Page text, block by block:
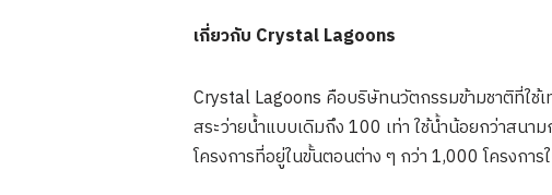
เกี่ยวกับ Crystal Lagoons
Crystal Lagoons คือบริษัทนวัตกรรมข้ามชาติที่ใช้เ
สระว่ายน้ำแบบเดิมถึง 100 เท่า ใช้น้ำน้อยกว่าสน
โครงการที่อยู่ในขั้นตอนต่าง ๆ กว่า 1,000 โครงกา